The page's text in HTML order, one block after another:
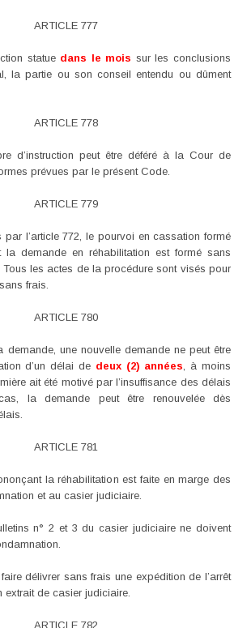
ARTICLE 777
statue dans le mois sur les conclusions
la partie ou son conseil entendu ou dûment
ARTICLE 778
d’instruction peut être déféré à la Cour de
prévues par le présent Code.
ARTICLE 779
l’article 772, le pourvoi en cassation formé
la demande en réhabilitation est formé sans
les actes de la procédure sont visés pour
frais.
ARTICLE 780
demande, une nouvelle demande ne peut être
d’un délai de deux (2) années , à moins
ait été motivé par l’insuffisance des délais
la demande peut être renouvelée dès
ARTICLE 781
la réhabilitation est faite en marge des
et au casier judiciaire.
n° 2 et 3 du casier judiciaire ne doivent
délivrer sans frais une expédition de l’arrêt
extrait de casier judiciaire.
ARTICLE 782